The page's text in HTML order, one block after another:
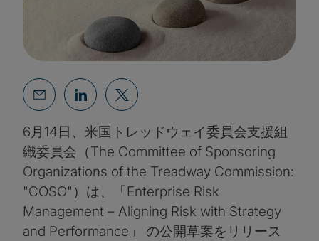
6月14日、米国トレッドウェイ委員会支援組
織委員会（The Committee of Sponsoring
Organizations of the Treadway Commission:
"COSO"）は、「Enterprise Risk
Management – Aligning Risk with Strategy
and Performance」 の公開草案をリリース